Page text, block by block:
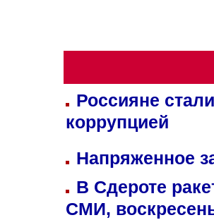
Россияне
коррупцией
Напряженное
В Сдероте
СМИ,